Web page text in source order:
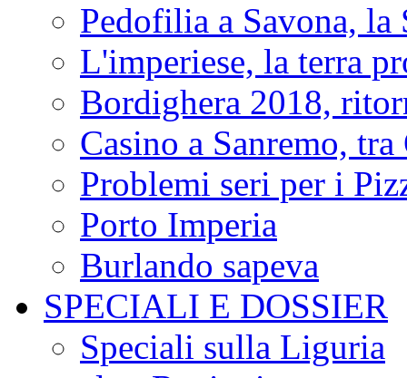
Pedofilia a Savona, la
L'imperiese, la terra
Bordighera 2018,
Casino a Sanremo,
Problemi seri per i
Porto Imperia
Burlando sapeva
SPECIALI E DOSSIER
Speciali sulla Liguria